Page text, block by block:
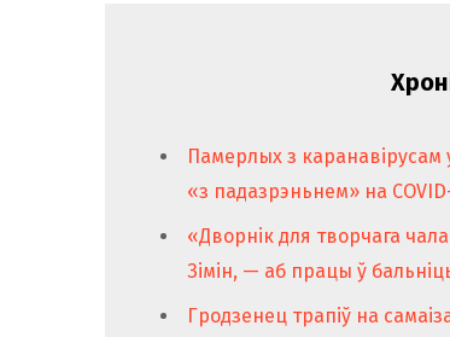
Памерлых з
«з падазрэньнем» на
«Дворнік для творчага
Зімін, — аб працы ў
Гродзенец трапіў на